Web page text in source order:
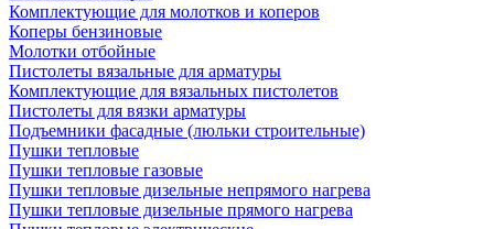
Комплектующие для молотков и коперов
Коперы бензиновые
Молотки отбойные
Пистолеты вязальные для арматуры
Комплектующие для вязальных пистолетов
Пистолеты для вязки арматуры
Подъемники фасадные (люльки строительные)
Пушки тепловые
Пушки тепловые газовые
Пушки тепловые дизельные непрямого нагрева
Пушки тепловые дизельные прямого нагрева